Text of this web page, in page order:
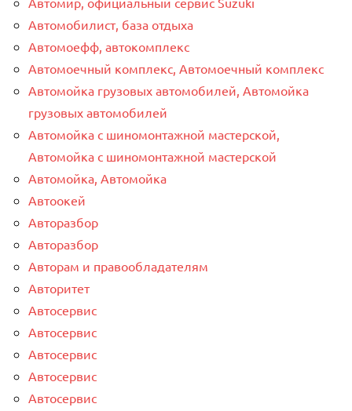
Автомобилист, база отдыха
Автомоефф, автокомплекс
Автомоечный комплекс, Автомоечный комплекс
Автомойка грузовых автомобилей, Автомойка
грузовых автомобилей
Автомойка с шиномонтажной мастерской,
Автомойка с шиномонтажной мастерской
Автомойка, Автомойка
Автоокей
Авторазбор
Авторазбор
Авторам и правообладателям
Авторитет
Автосервис
Автосервис
Автосервис
Автосервис
Автосервис